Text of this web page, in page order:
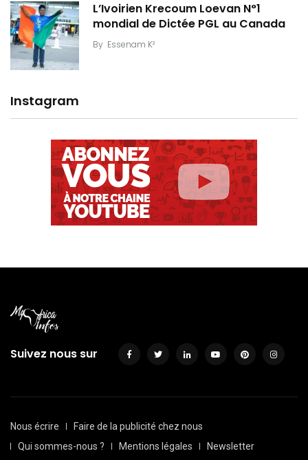
L’Ivoirien Krecoum Loevan N°1
mondial de Dictée PGL au Canada
By Essenam K²
Instagram
Suivez nous sur
Nous écrire
Faire de la publicité chez nous
Qui sommes-nous ?
Mentions légales Newsletter